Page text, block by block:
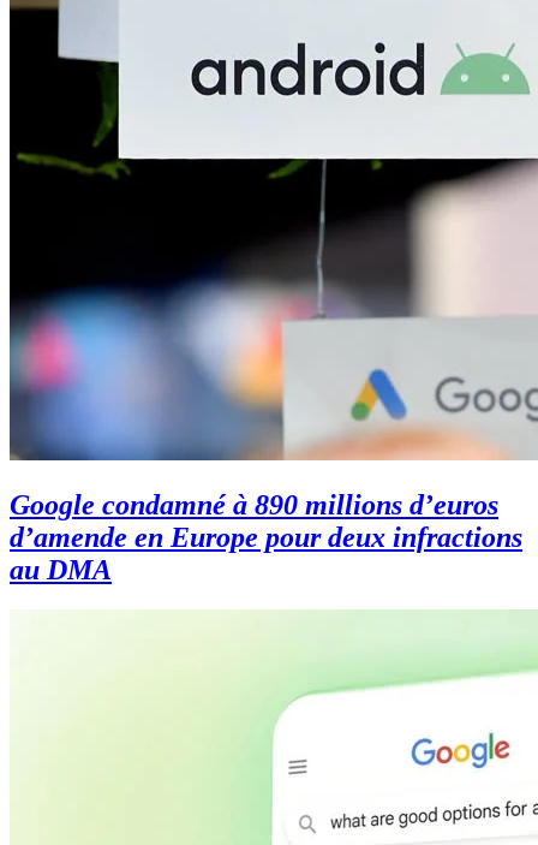
Google condamné à 890 millions d’euros
d’amende en Europe pour deux infractions
au DMA